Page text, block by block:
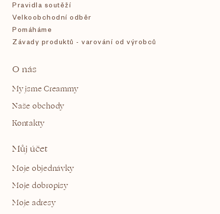
Pravidla soutěží
Velkoobchodní odběr
Pomáháme
Závady produktů - varování od výrobců
O nás
My jsme Creammy
Naše obchody
Kontakty
Můj účet
Moje objednávky
Moje dobropisy
Moje adresy